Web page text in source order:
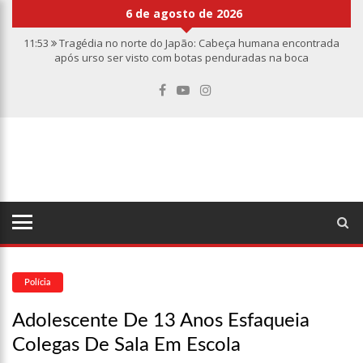
6 de agosto de 2026
11:53
Tragédia no norte do Japão: Cabeça humana encontrada
após urso ser visto com botas penduradas na boca
esquartejada em Manaus; relembre os fatos
Ucrânia
10:26
15:34 Faustão deixa Band após 1 ano e meio na emissora
Polícia
Adolescente De 13 Anos Esfaqueia
Colegas De Sala Em Escola